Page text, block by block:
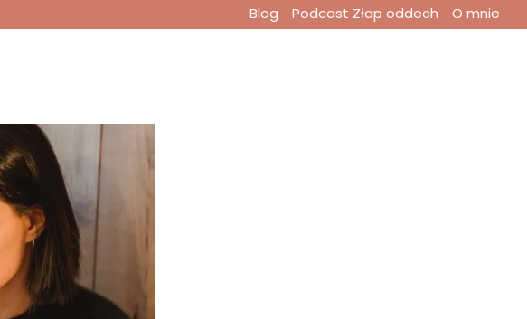
Blog Podcast Złap oddech O mnie